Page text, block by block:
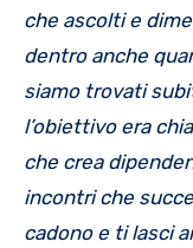
che ascolti e
dentro anche
siamo trovati
l’obiettivo era
che crea
incontri che
cadono e ti lasci